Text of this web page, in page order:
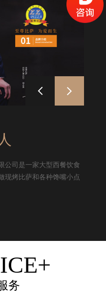
公司是一家大型西餐饮食
现烤比萨和各种馋嘴小点
务